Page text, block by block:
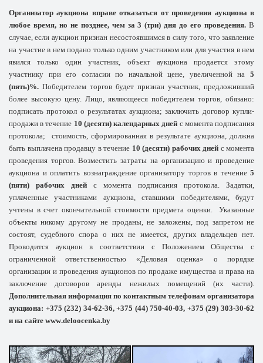
Организатор аукциона вправе отказаться от проведения аукциона в
любое время, но не позднее, чем за 3 (три) дня до его проведения. В
случае, если аукцион признан несостоявшимся в силу того, что заявление
на участие в нем подано только одним участником или для участия в нем
явился только один участник, объект аукциона продается этому
участнику при его согласии по начальной цене, увеличенной на 5
(пять)%. Победителем торгов будет признан участник, предложивший
более высокую цену. Лицо, являющееся победителем торгов, обязано:
подписать протокол о результатах аукциона; заключить договор купли-
продажи в течение 10 (десяти) календарных дней с момента подписания
протокола;
стоимость, сформированная в результате аукциона, должна
быть выплачена продавцу в течение 10 (десяти) рабочих дней с момента
проведения торгов. Возместить затраты на организацию и проведение
аукциона и оплатить вознаграждение организатору торгов в течение 5
(пяти)
рабочих дней с момента подписания протокола. Задатки,
уплаченные участниками аукциона, ставшими победителями, будут
учтены в счет окончательной стоимости предмета оценки.
Указанные
объекты никому другому не проданы, не заложены, под запретом не
состоят, судебного спора о них не имеется, других владельцев нет.
Проводится аукцион в соответствии с Положением Общества с
ограниченной ответственностью «Деловая оценка» о порядке
организации и проведения аукционов по продаже имущества и права на
заключение договоров аренды нежилых помещений (их части).
Дополнительная информация по контактным телефонам организатора
аукциона: +375 (232) 34-62-36, +375 (44) 750-40-03, +375 (29) 303-30-62
и на сайте www.deloocenka.by